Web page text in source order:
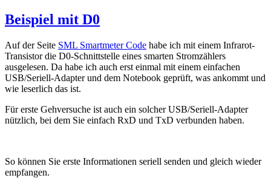
Beispiel mit D0
Auf der Seite SML Smartmeter Code habe ich mit einem Infrarot-
Transistor die D0-Schnittstelle eines smarten Stromzählers
ausgelesen. Da habe ich auch erst einmal mit einem einfachen
USB/Seriell-Adapter und dem Notebook geprüft, was ankommt und
wie leserlich das ist.
Für erste Gehversuche ist auch ein solcher USB/Seriell-Adapter
nützlich, bei dem Sie einfach RxD und TxD verbunden haben.
So können Sie erste Informationen seriell senden und gleich wieder
empfangen.